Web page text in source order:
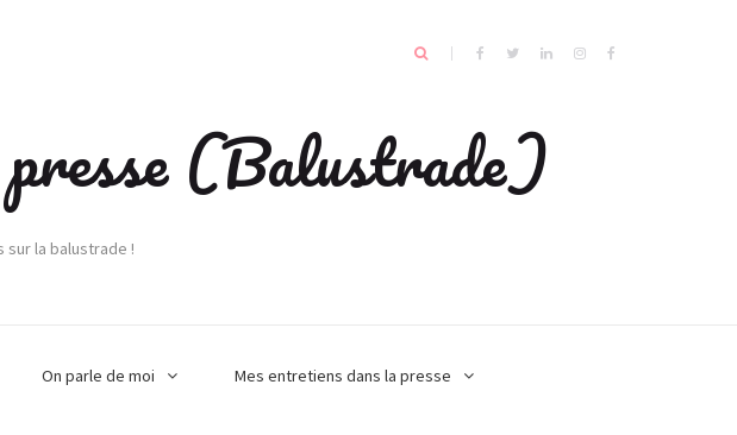
presse (Balustrade)
sur la balustrade !
On parle de moi Mes entretiens dans la presse